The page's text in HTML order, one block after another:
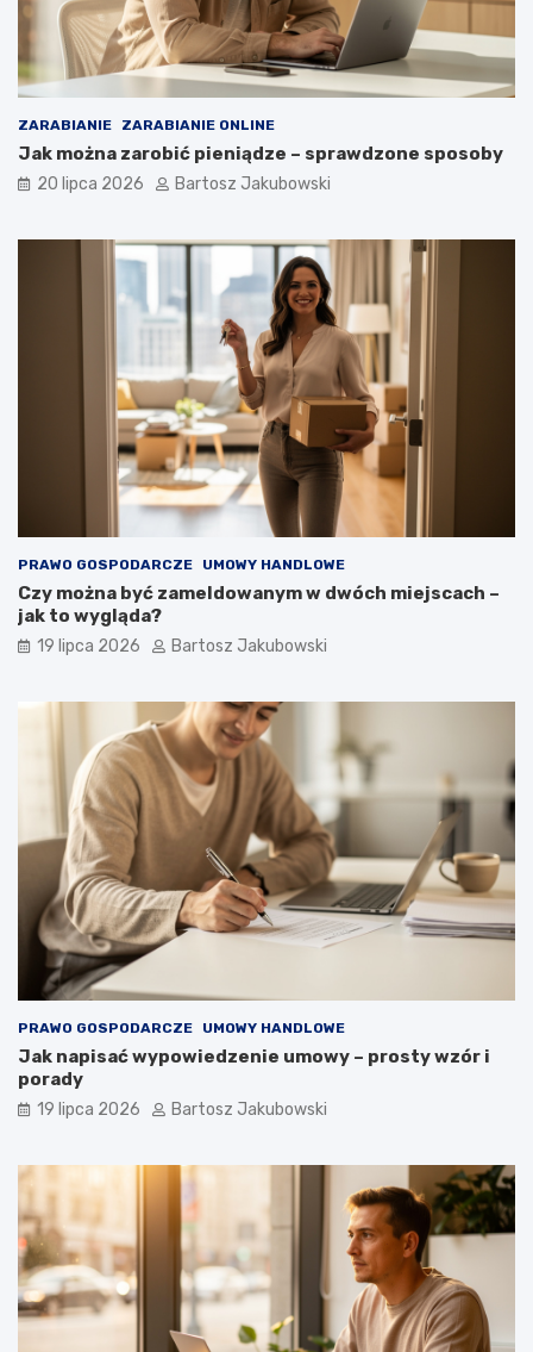
ZARABIANIE ZARABIANIE ONLINE
Jak można zarobić pieniądze – sprawdzone sposoby
20 lipca 2026 Bartosz Jakubowski
PRAWO GOSPODARCZE UMOWY HANDLOWE
Czy można być zameldowanym w dwóch miejscach –
jak to wygląda?
19 lipca 2026 Bartosz Jakubowski
PRAWO GOSPODARCZE UMOWY HANDLOWE
Jak napisać wypowiedzenie umowy – prosty wzór i
porady
19 lipca 2026 Bartosz Jakubowski